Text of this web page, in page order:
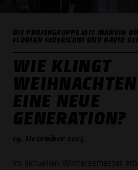
DIE PROJEKGRUPPE MIT MARVIN
FLORIAN FEDERICONI UND DAVID
WIE KLINGT
EINE NEUE
GENERATION?
09. Dezember 2025
Im aktuellen Wintersemester